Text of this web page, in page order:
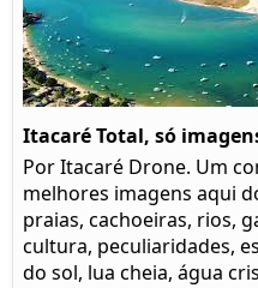
Itacaré Total, só
Por Itacaré Drone. Um
melhores imagens aqui
praias, cachoeiras, rios,
cultura, peculiaridades,
do sol, lua cheia, água